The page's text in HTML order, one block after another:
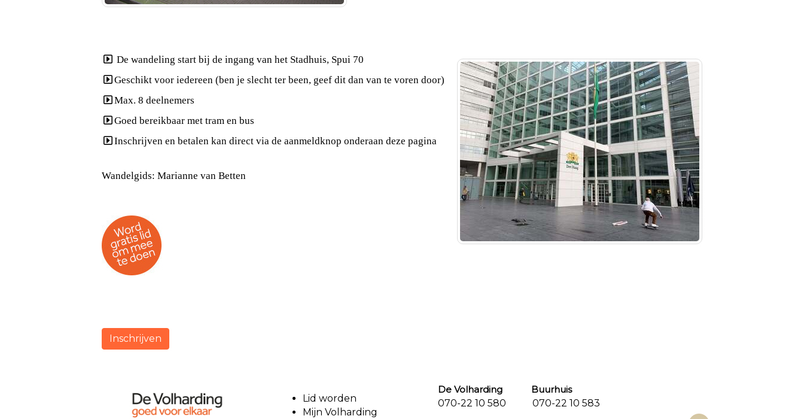
De wandeling start bij de ingang van het Stadhuis, Spui 70
Geschikt voor iedereen (ben je slecht ter been, geef dit dan van te voren door)
Max. 8 deelnemers
Goed bereikbaar met tram en bus
Inschrijven en betalen kan direct via de aanmeldknop onderaan deze pagina
Wandelgids: Marianne van Betten
Inschrijven
Lid worden
Mijn Volharding
De Volharding Buurhuis
070-22 10 580 070-22 10 583